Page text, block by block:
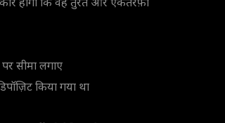
होगा कि वह तुरंत और एकतरफ़ा
सीमा लगाए
किया गया था